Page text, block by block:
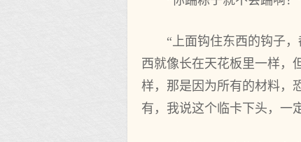
“上面钩住东西的钩子
西就像长在天花板里一样，
样，那是因为所有的材料，
有，我说这个临卡下头，一